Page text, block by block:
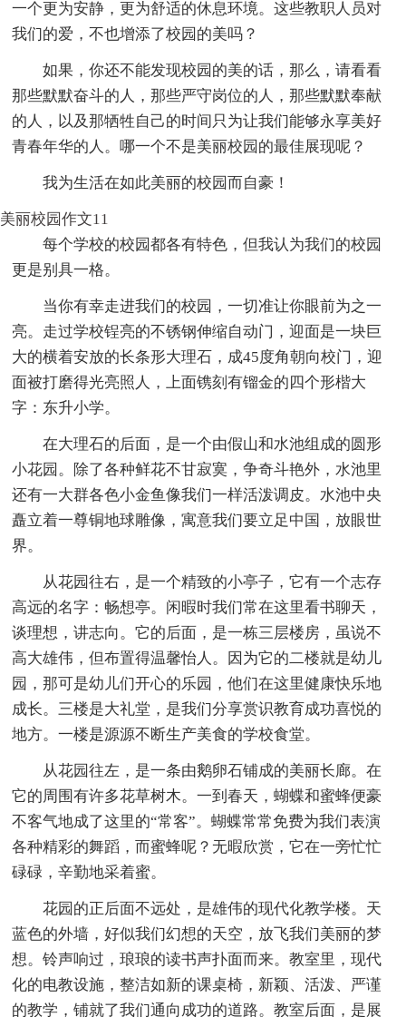
一个更为安静，更为舒适的休息环境。这些教职人员对
我们的爱，不也增添了校园的美吗？
如果，你还不能发现校园的美的话，那么，请看看
那些默默奋斗的人，那些严守岗位的人，那些默默奉献
的人，以及那牺牲自己的时间只为让我们能够永享美好
青春年华的人。哪一个不是美丽校园的最佳展现呢？
我为生活在如此美丽的校园而自豪！
美丽校园作文11
每个学校的校园都各有特色，但我认为我们的校园
更是别具一格。
当你有幸走进我们的校园，一切准让你眼前为之一
亮。走过学校锃亮的不锈钢伸缩自动门，迎面是一块巨
大的横着安放的长条形大理石，成45度角朝向校门，迎
面被打磨得光亮照人，上面镌刻有镏金的四个形楷大
字：东升小学。
在大理石的后面，是一个由假山和水池组成的圆形
小花园。除了各种鲜花不甘寂寞，争奇斗艳外，水池里
还有一大群各色小金鱼像我们一样活泼调皮。水池中央
矗立着一尊铜地球雕像，寓意我们要立足中国，放眼世
界。
从花园往右，是一个精致的小亭子，它有一个志存
高远的名字：畅想亭。闲暇时我们常在这里看书聊天，
谈理想，讲志向。它的后面，是一栋三层楼房，虽说不
高大雄伟，但布置得温馨怡人。因为它的二楼就是幼儿
园，那可是幼儿们开心的乐园，他们在这里健康快乐地
成长。三楼是大礼堂，是我们分享赏识教育成功喜悦的
地方。一楼是源源不断生产美食的学校食堂。
从花园往左，是一条由鹅卵石铺成的美丽长廊。在
它的周围有许多花草树木。一到春天，蝴蝶和蜜蜂便豪
不客气地成了这里的“常客”。蝴蝶常常免费为我们表演
各种精彩的舞蹈，而蜜蜂呢？无暇欣赏，它在一旁忙忙
碌碌，辛勤地采着蜜。
花园的正后面不远处，是雄伟的现代化教学楼。天
蓝色的外墙，好似我们幻想的天空，放飞我们美丽的梦
想。铃声响过，琅琅的读书声扑面而来。教室里，现代
化的电教设施，整洁如新的课桌椅，新颖、活泼、严谨
的教学，铺就了我们通向成功的道路。教室后面，是展